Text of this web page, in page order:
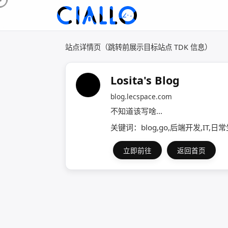
站点详情页（跳转前展示目标站点 TDK 信息）
Losita's Blog
blog.lecspace.com
不知道该写啥...
关键词：blog,go,后端开发,IT,日常
立即前往 返回首页